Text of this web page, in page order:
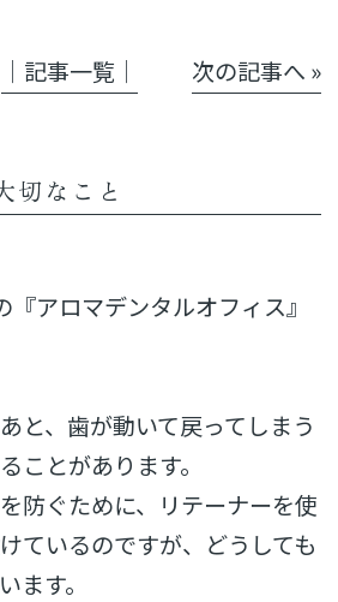
│記事一覧│ 次の記事へ »
切なこと
アロマデンタルオフィス』
と、歯が動いて戻ってしまう
ことがあります。
防ぐために、リテーナーを使
ているのですが、どうしても
ます。